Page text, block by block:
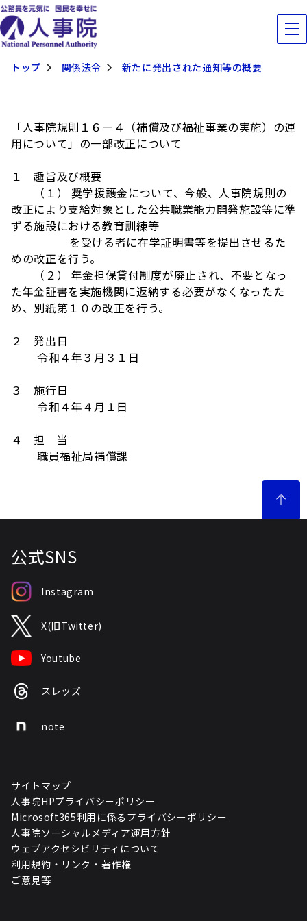
トップ 関係法令 新たに発出された通知等の概要
「人事院規則１６―４（補償及び福祉事業の実施）の運
用について」の一部改正について
１ 趣旨及び概要
（１） 奨学援護金について、今般、人事院規則の
改正により支給対象とした公共職業能力開発施設等に準
ずる施設における教育訓練等
を受ける者に在学証明書等を提出させるた
めの改正を行う。
（２） 年金担保貸付制度が廃止され、不要となっ
た年金証書を実施機関に返納する必要がなくなったた
め、別紙第１０の改正を行う。
２ 発出日
令和４年３月３１日
３ 施行日
令和４年４月１日
４ 担 当
職員福祉局補償課
公式SNS
Instagram
X(旧Twitter)
Youtube
スレッズ
note
サイトマップ
人事院HPプライバシーポリシー
Microsoft365利用に係るプライバシーポリシー
人事院ソーシャルメディア運用方針
ウェブアクセシビリティについて
利用規約・リンク・著作権
ご意見等